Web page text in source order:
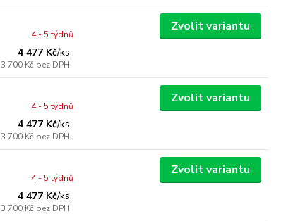
4 477 Kč/ks
3 700 Kč bez DPH
4 - 5 týdnů
Zvolit variantu
4 477 Kč/ks
3 700 Kč bez DPH
4 - 5 týdnů
Zvolit variantu
4 477 Kč/ks
3 700 Kč bez DPH
4 - 5 týdnů
Zvolit variantu